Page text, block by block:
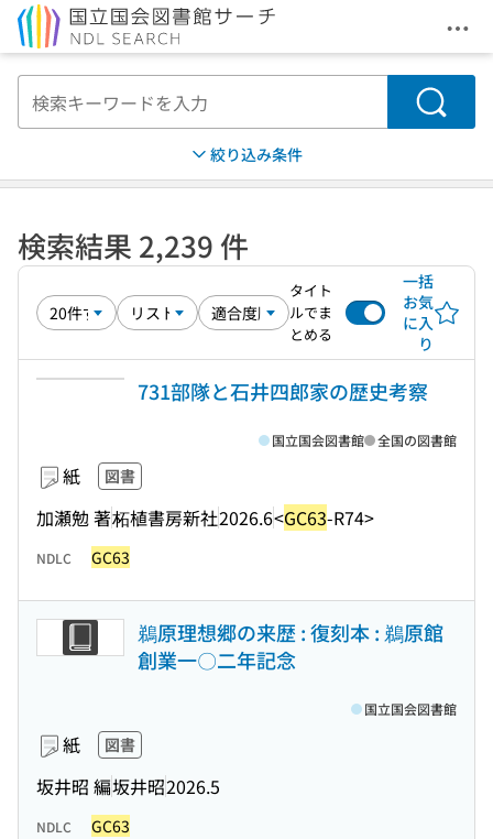
メ
検索
絞り込み条件
検索結果 2,239 件
タイト
ルでま
とめる
一括
お気
に入
り
731部隊と石井四郎家の歴史考察
紙 図書
加瀬勉 著柘植書房新社2026.6<GC63-R74>
国立国会図書館 全国の図書館
NDLC GC63
鵜原理想郷の来歴 : 復刻本 : 鵜原館
創業一〇二年記念
紙 図書
坂井昭 編坂井昭2026.5
国立国会図書館
NDLC GC63